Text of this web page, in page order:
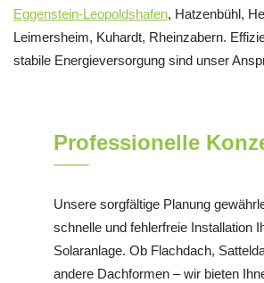
Eggenstein-Leopoldshafen, Hatzenbühl,
Leimersheim, Kuhardt, Rheinzabern.
stabile Energieversorgung sind unser
Professionelle
Unsere sorgfältige Planung
schnelle und fehlerfreie Installation
Solaranlage. Ob Flachdach,
andere Dachformen – wir bieten